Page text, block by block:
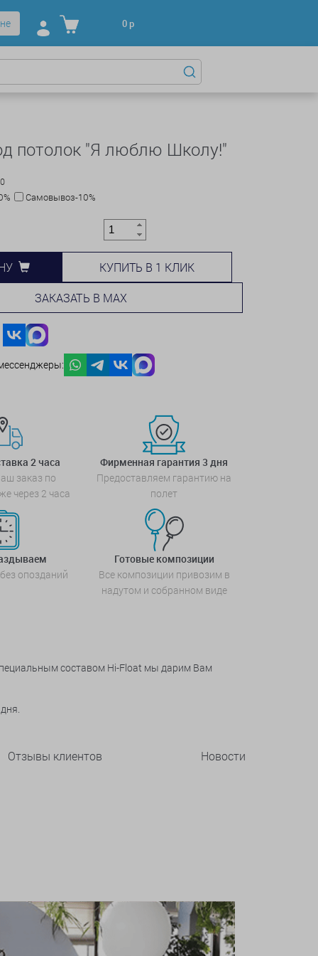
0р
потолок "Я люблю Школу!"
Самовывоз-10%
КУПИТЬ В 1 КЛИК
ЗАКАЗАТЬ В MAX
2 часа
заказ по
через 2 часа
Фирменная гарантия 3 дня
Предоставляем гарантию на
полет
опозданий
Готовые композиции
Все композиции привозим в
надутом и собранном виде
составом Hi-Float мы дарим Вам
Отзывы клиентов Новости